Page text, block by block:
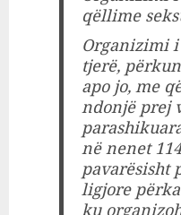
qëllime
Organizimi
tjerë,
apo jo, me
ndonjë prej
në nenet
pavarësisht
ligjore
ku